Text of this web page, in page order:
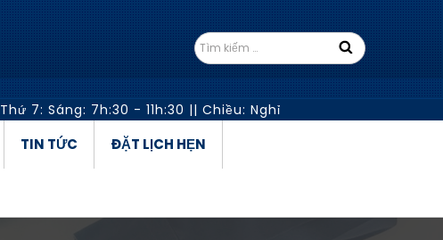
Thứ 7: Sáng: 7h:30 - 11h:30 || Chiều: Nghỉ
TIN TỨC ĐẶT LỊCH HẸN